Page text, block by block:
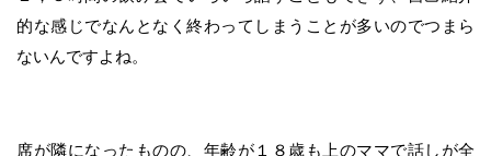
的な感じでなんとなく終わってしまうことが多いのでつまら
ないんですよね。
席が隣になったものの、年齢が１８歳も上のママで話しが全